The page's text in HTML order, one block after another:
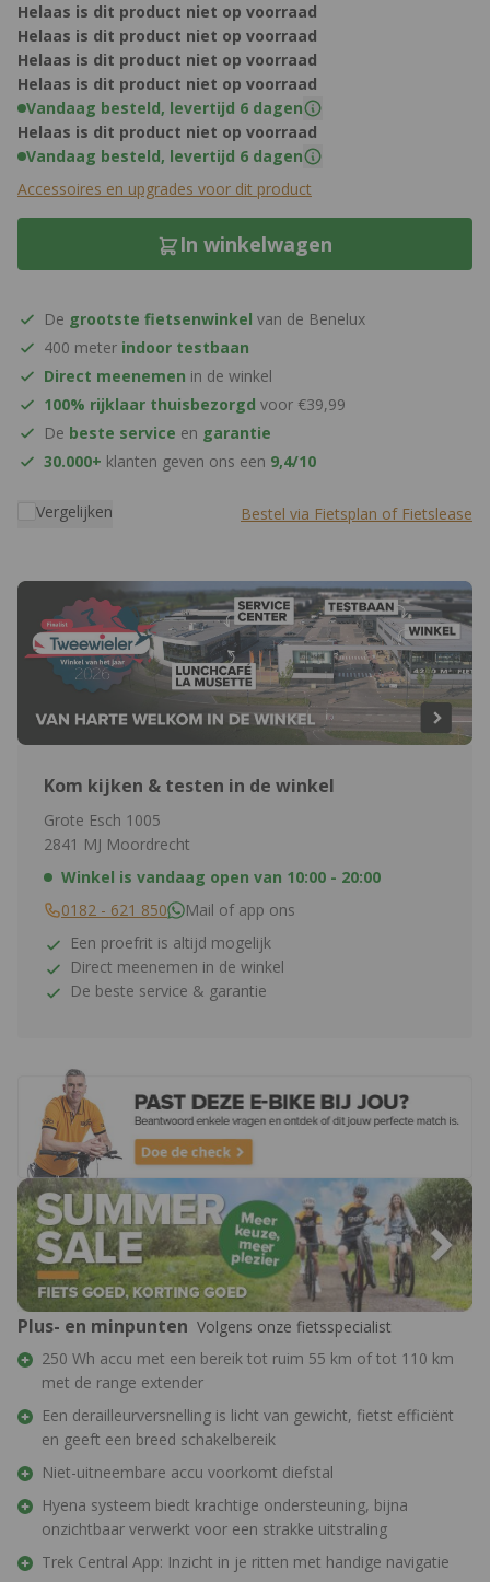
Helaas is dit product niet op voorraad
Helaas is dit product niet op voorraad
Helaas is dit product niet op voorraad
Helaas is dit product niet op voorraad
Vandaag besteld, levertijd 6 dagen
Helaas is dit product niet op voorraad
Vandaag besteld, levertijd 6 dagen
Accessoires en upgrades voor dit product
In winkelwagen
De grootste fietsenwinkel van de Benelux
400 meter indoor testbaan
Direct meenemen in de winkel
100% rijklaar thuisbezorgd voor €39,99
De beste service en garantie
30.000+ klanten geven ons een 9,4/10
Vergelijken Bestel via Fietsplan of Fietslease
Kom kijken & testen in de winkel
Grote Esch 1005
2841 MJ Moordrecht
Winkel is vandaag open van 10:00 - 20:00
0182 - 621 850
Mail of app ons
Een proefrit is altijd mogelijk
Direct meenemen in de winkel
De beste service & garantie
Plus- en minpunten Volgens onze fietsspecialist
250 Wh accu met een bereik tot ruim 55 km of tot 110 km
met de range extender
Een derailleurversnelling is licht van gewicht, fietst efficiënt
en geeft een breed schakelbereik
Niet-uitneembare accu voorkomt diefstal
Hyena systeem biedt krachtige ondersteuning, bijna
onzichtbaar verwerkt voor een strakke uitstraling
Trek Central App: Inzicht in je ritten met handige navigatie